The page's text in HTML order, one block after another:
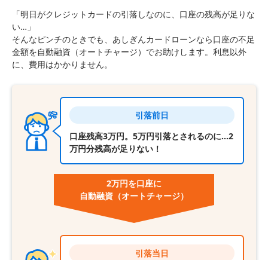
「明日がクレジットカードの引落しなのに、口座の残高が足りな
い…」
そんなピンチのときでも、あしぎんカードローンなら口座の不足
金額を自動融資（オートチャージ）でお助けします。利息以外
に、費用はかかりません。
引落前日
口座残高3万円。5万円引落とされるのに…2
万円分残高が足りない！
2万円を口座に
自動融資（オートチャージ）
引落当日